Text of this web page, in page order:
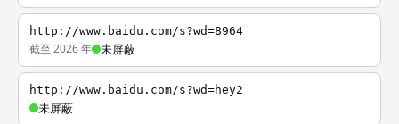
http://www.baidu.com/s?wd=8964
截至 2026 年 未屏蔽
http://www.baidu.com/s?wd=hey2
未屏蔽